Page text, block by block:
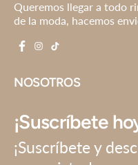
Queremos llegar a todo
de la moda, hacemos
NOSOTROS
¡Suscríbete
¡Suscríbete y